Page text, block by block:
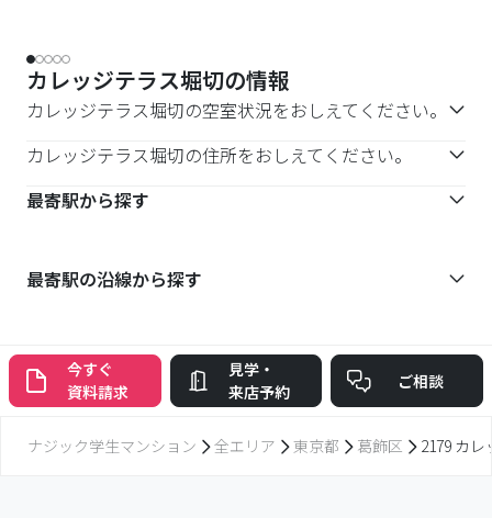
カレッジテラス堀切の情報
カレッジテラス堀切の空室状況をおしえてください。
カレッジテラス堀切の住所をおしえてください。
最寄駅から探す
最寄駅の沿線から探す
今すぐ
資料請求
見学・
来店予約
ご相談
ナジック学生マンション 全エリア 東京都 葛飾区 2179 カ